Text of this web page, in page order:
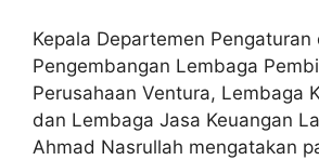
Kepala Departemen Pengaturan
Pengembangan Lembaga
Perusahaan Ventura, Lembaga
dan Lembaga Jasa Keuangan
Ahmad Nasrullah mengatakan